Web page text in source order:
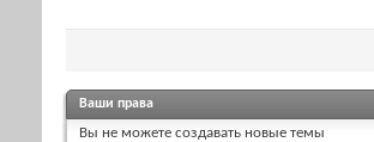
Ваши права
Вы не можете создавать новые темы